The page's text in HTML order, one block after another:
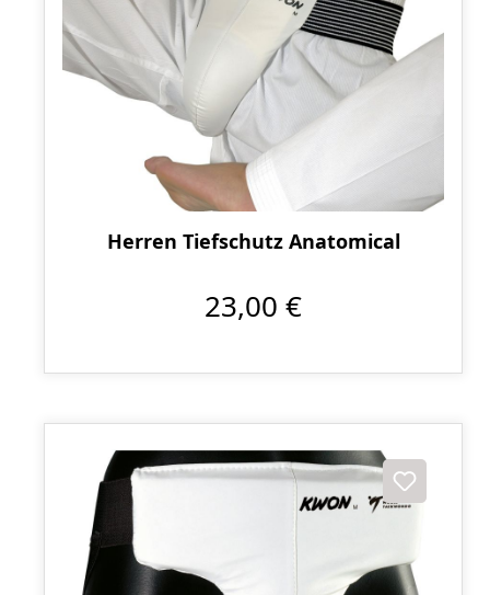
Herren Tiefschutz Anatomical
23,00 €